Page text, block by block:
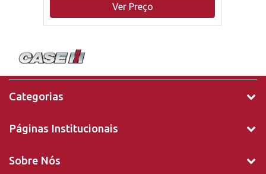
Ver Preço
Categorias
Páginas Institucionais
Sobre Nós